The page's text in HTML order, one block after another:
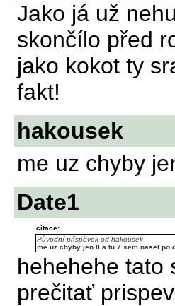
Jako já už
skončílo před
jako kokot ty
fakt!
hakousek
me uz chyby
Date1
citace:
Původní příspěvek od hakousek
me uz chyby jen 8 a tu 7 sem nasel po
hehehehe tato
prečitať